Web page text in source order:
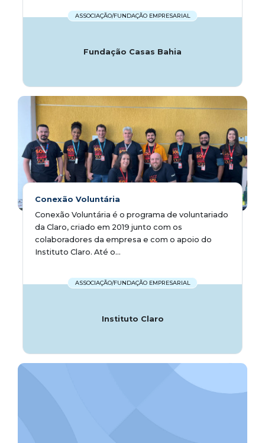
ASSOCIAÇÃO/FUNDAÇÃO EMPRESARIAL
Fundação Casas Bahia
Conexão Voluntária
Conexão Voluntária é o programa de voluntariado
da Claro, criado em 2019 junto com os
colaboradores da empresa e com o apoio do
Instituto Claro. Até o...
ASSOCIAÇÃO/FUNDAÇÃO EMPRESARIAL
Instituto Claro